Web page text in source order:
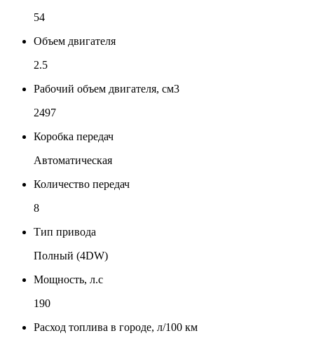
54
Объем двигателя
2.5
Рабочий объем двигателя, см3
2497
Коробка передач
Автоматическая
Количество передач
8
Тип привода
Полный (4DW)
Мощность, л.с
190
Расход топлива в городе, л/100 км